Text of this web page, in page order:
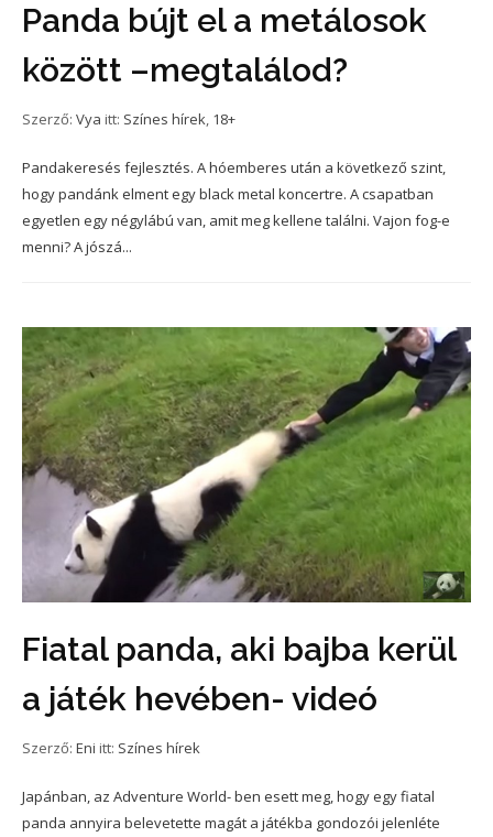
Panda bújt el a metálosok
között –megtalálod?
Szerző: Vya itt: Színes hírek, 18+
Pandakeresés fejlesztés. A hóemberes után a következő szint,
hogy pandánk elment egy black metal koncertre. A csapatban
egyetlen egy négylábú van, amit meg kellene találni. Vajon fog-e
menni? A jószá...
Fiatal panda, aki bajba kerül
a játék hevében- videó
Szerző: Eni itt: Színes hírek
Japánban, az Adventure World- ben esett meg, hogy egy fiatal
panda annyira belevetette magát a játékba gondozói jelenléte